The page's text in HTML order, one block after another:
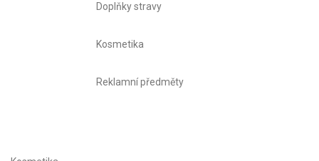
Doplňky stravy
Kosmetika
Reklamní předměty